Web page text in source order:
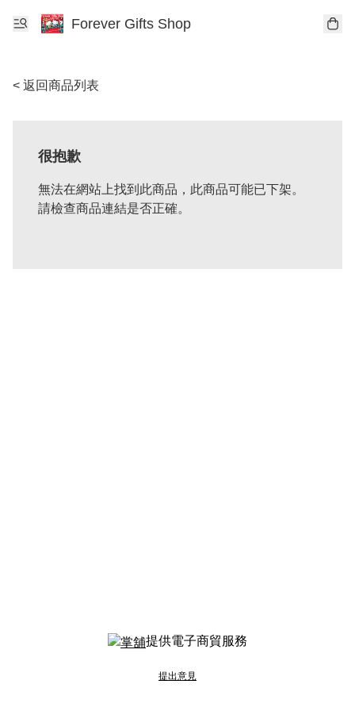
Forever Gifts Shop
< 返回商品列表
很抱歉
無法在網站上找到此商品，此商品可能已下架。
請檢查商品連結是否正確。
提供電子商貿服務
提出意見